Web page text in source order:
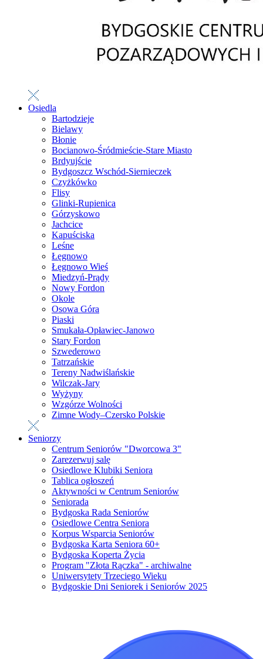
Osiedla
Bartodzieje
Bielawy
Błonie
Bocianowo-Śródmieście-Stare Miasto
Brdyujście
Bydgoszcz Wschód-Siernieczek
Czyżkówko
Flisy
Glinki-Rupienica
Górzyskowo
Jachcice
Kapuściska
Leśne
Łęgnowo
Łęgnowo Wieś
Miedzyń-Prądy
Nowy Fordon
Okole
Osowa Góra
Piaski
Smukała-Opławiec-Janowo
Stary Fordon
Szwederowo
Tatrzańskie
Tereny Nadwiślańskie
Wilczak-Jary
Wyżyny
Wzgórze Wolności
Zimne Wody–Czersko Polskie
Seniorzy
Centrum Seniorów "Dworcowa 3"
Zarezerwuj salę
Osiedlowe Klubiki Seniora
Tablica ogłoszeń
Aktywności w Centrum Seniorów
Seniorada
Bydgoska Rada Seniorów
Osiedlowe Centra Seniora
Korpus Wsparcia Seniorów
Bydgoska Karta Seniora 60+
Bydgoska Koperta Życia
Program "Złota Rączka" - archiwalne
Uniwersytety Trzeciego Wieku
Bydgoskie Dni Seniorek i Seniorów 2025